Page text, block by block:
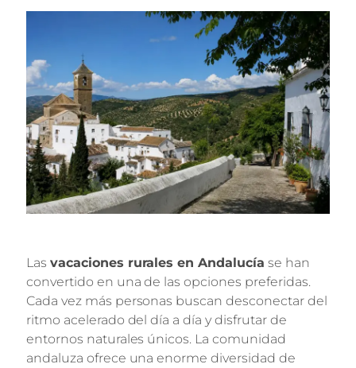
Las vacaciones rurales en Andalucía se han
convertido en una de las opciones preferidas.
Cada vez más personas buscan desconectar del
ritmo acelerado del día a día y disfrutar de
entornos naturales únicos. La comunidad
andaluza ofrece una enorme diversidad de